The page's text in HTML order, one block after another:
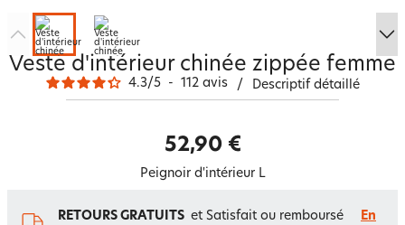
Veste d'intérieur chinée zippée femme
4.3/5 - 112 avis / Descriptif détaillé
52,90 €
Peignoir d'intérieur L
RETOURS GRATUITS et Satisfait ou remboursé
En